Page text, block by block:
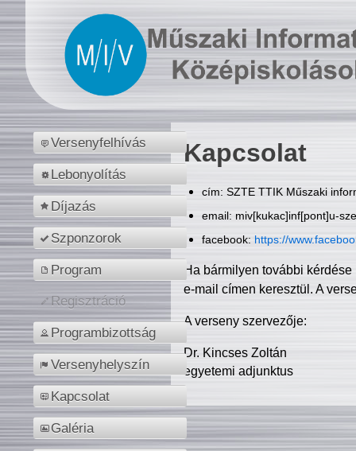
Versenyfelhívás
Lebonyolítás
Díjazás
Szponzorok
Program
Regisztráció
Programbizottság
Versenyhelyszín
Kapcsolat
Galéria
Kapcsolat
cím: SZTE TTIK Műszaki
email: miv[kukac]inf[pont]u-
facebook: https://
Ha bármilyen további
e-mail címen keresztül. A
A verseny szervezője:
Dr. Kincses Zoltán
egyetemi adjunktus